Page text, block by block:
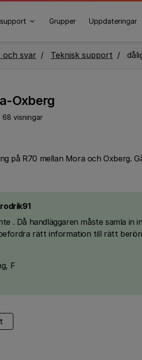
Grupper Uppdateringar
och svar Teknisk support
Oxberg
68 visningar
på R70 mellan Mora och Oxberg.
. Då handläggaren måste samla in
rätt information till rätt
F